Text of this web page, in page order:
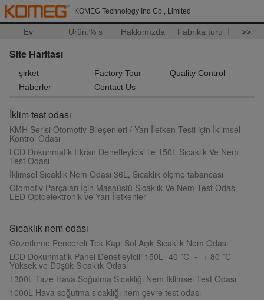
KOMEG Technology Ind Co., Limited
Ev Ürün:% s Hakkımızda Fabrika turu >>
Site Haritası
şirket Factory Tour
Quality Control
Haberler
Contact Us
İklim test odası
KMH Serisi Otomotiv Bileşenleri / Yarı İletken Testi için İklimsel
Kontrol Odası
LCD Dokunmatik Ekran Denetleyicisi ile 150L Sıcaklık Ve Nem
Test Odası
İklimsel Sıcaklık Nem Odası 36L, Sıcaklık ölçme tabancası
Otomotiv Parçaları İçin Masaüstü Sıcaklık Ve Nem Test Odası
LED Optoelektronik ve Yarı İletkenler
Sıcaklık nem odası
Gözetleme Pencereli Tek Kapı Sol Açık Sıcaklık Nem Odası
LCD Dokunmatik Panel Denetleyicili 150L -40 ℃ ～ + 80 ℃
Yüksek ve Düşük Sıcaklık Odası
1300L Taze Hava Soğutma Sıcaklığı Nem İklimsel Test Odası
1000L Hava soğutma sıcaklığı nem çevre test odası